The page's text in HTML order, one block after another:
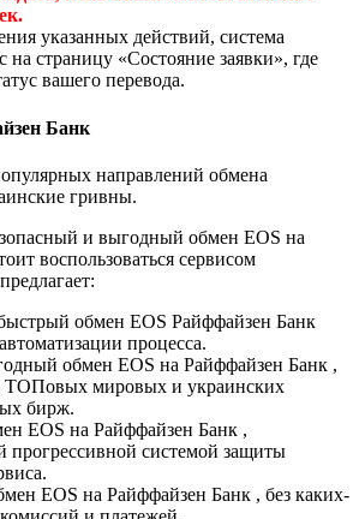
указанных действий, система
на страницу «Состояние заявки», где
вашего перевода.
Банк
направлений обмена
гривны.
и выгодный обмен EOS на
воспользоваться сервисом
обмен EOS Райффайзен Банк
процесса.
обмен EOS на Райффайзен Банк ,
ТОПовых мировых и украинских
бирж.
EOS на Райффайзен Банк ,
прогрессивной системой защиты
EOS на Райффайзен Банк , без каких-